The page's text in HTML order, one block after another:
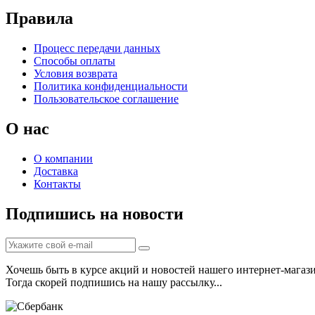
Правила
Процесс передачи данных
Способы оплаты
Условия возврата
Политика конфиденциальности
Пользовательское соглашение
О нас
О компании
Доставка
Контакты
Подпишись на новости
Хочешь быть в курсе акций и новостей нашего интернет-
Тогда скорей подпишись на нашу рассылку...